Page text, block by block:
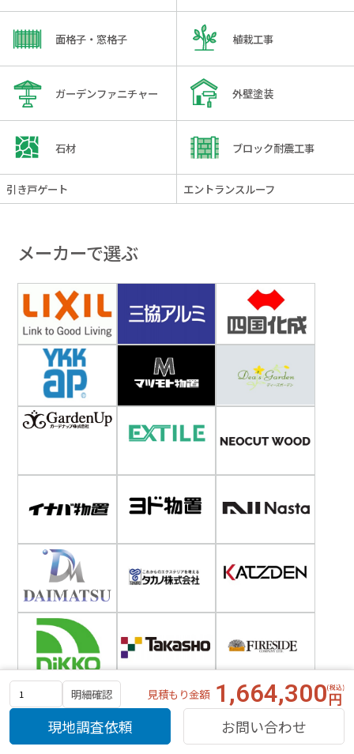
明細確認 見積もり金額 1,664,300
現地調査依頼 お問い合わせ
面格子・窓格子 植栽工事
ガーデンファニチャー 外壁塗装
石材 ブロック耐震工事
引き戸ゲート エントランスルーフ
メーカーで選ぶ